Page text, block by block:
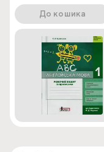
До кошика